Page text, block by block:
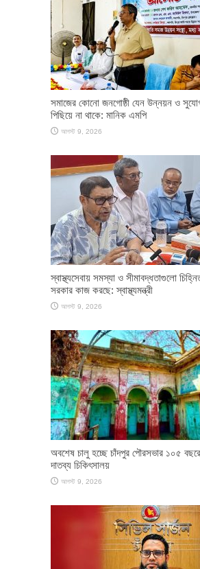
সমাজের কোনো জনগোষ্ঠী যেন উন্নয়ন ও
পিছিয়ে না থাকে: মানিক এমপি
আগস্ট 9, 2026
স্বাস্থ্যসেবায় সমস্যা ও সীমাবদ্ধতাগুলো
সরকার কাজ করছে: স্বাস্থ্যমন্ত্রী
আগস্ট 9, 2026
অবশেষ চালু হচ্ছে চাঁদপুর পৌরসভার ১০৫
দাতব্য চিকিৎসালয়
আগস্ট 9, 2026